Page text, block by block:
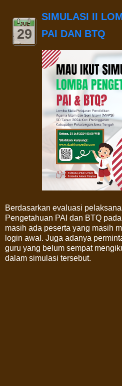
JUL
29
SIMULASI II
PAI DAN BTQ
Berdasarkan evaluasi
Pengetahuan PAI dan BTQ
masih ada peserta yang masih
login awal. Juga adanya
guru yang belum sempat
dalam simulasi tersebut.